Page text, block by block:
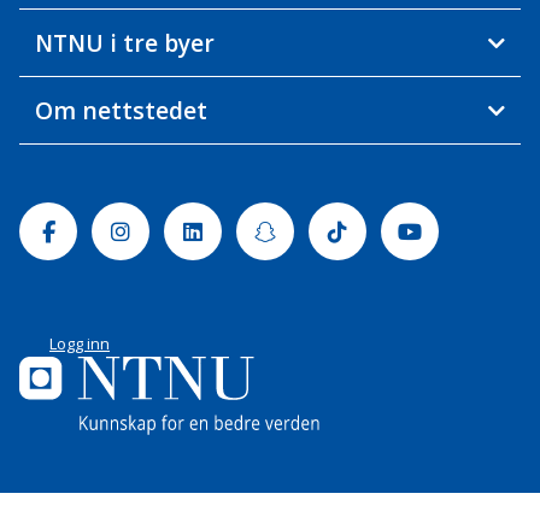
NTNU i tre byer
Om nettstedet
FacebookInstagramLinkedinSnapchatTiktok Youtube
Logg inn